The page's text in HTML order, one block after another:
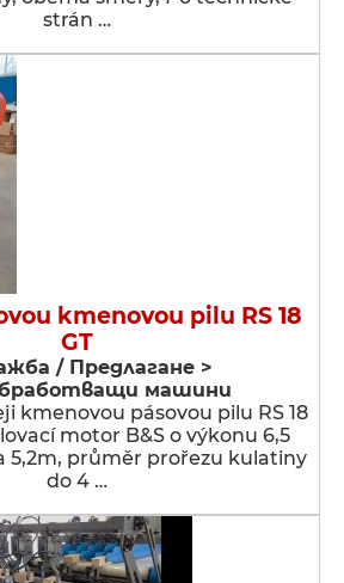
strán …
kmenovou pilu RS 18
GT
/ Предлагане >
машини
kmenovou pásovou pilu RS 18
motor B&S o výkonu 6,5
5,2m, průměr prořezu kulatiny
do 4 …